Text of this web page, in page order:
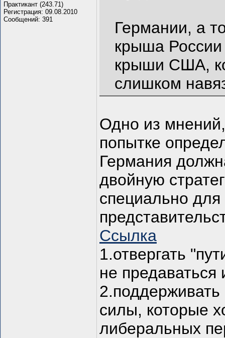
Практикант (243.71)
Регистрация: 09.08.2010
Сообщений: 391
Германии, а
крыша России
крыши США,
слишком
Одно из
попытке
Германия
двойную
специально для
Ссылка
1.отвергать
не
силы, которые
либеральных